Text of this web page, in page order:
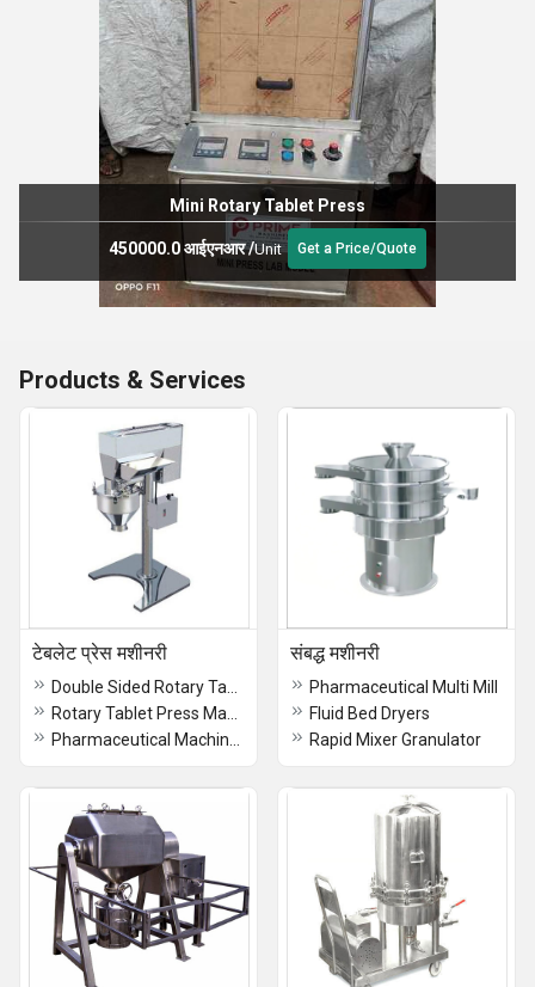
Mini Rotary Tablet Press
450000.0 आईएनआर/Unit Get a Price/Quote
Products & Services
टेबलेट प्रेस मशीनरी संबद्ध मशीनरी
Pharmaceutical Multi Mill
Fluid Bed Dryers
Rapid Mixer Granulator